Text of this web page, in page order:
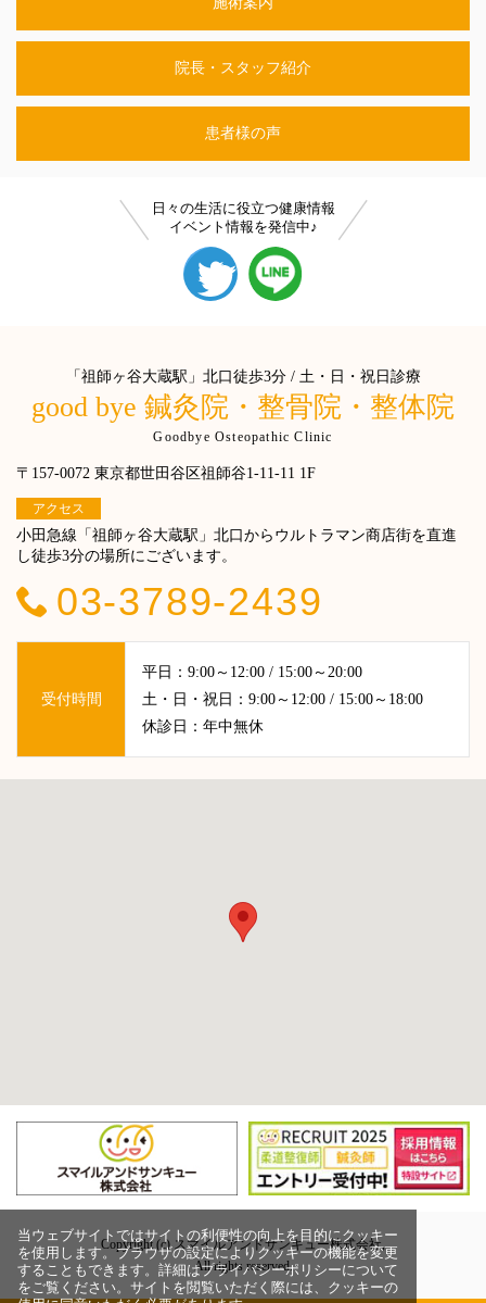
当ウェブサイトではサイトの利便性の向上を目的にクッキー
を使用します。ブラウザの設定によりクッキーの機能を変更
することもできます。詳細はプライバシーポリシーについて
をご覧ください。サイトを閲覧いただく際には、クッキーの
院長・スタッフ紹介
患者様の声
日々の生活に役立つ健康情報
イベント情報を発信中♪
「祖師ヶ谷大蔵駅」北口徒歩3分 / 土・日・祝日診療
good bye 鍼灸院・整骨院・整体院
Goodbye Osteopathic Clinic
〒157-0072 東京都世田谷区祖師谷1-11-11 1F
アクセス
小田急線「祖師ヶ谷大蔵駅」北口からウルトラマン商店街を直進
し徒歩3分の場所にございます。
03-3789-2439
受付時間
平日：9:00～12:00 / 15:00～20:00
土・日・祝日：9:00～12:00 / 15:00～18:00
休診日：年中無休
Copyright (c) スマイルアンドサンキュー株式会社,
All rights reserved.